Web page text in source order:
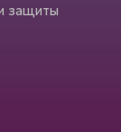
защиты